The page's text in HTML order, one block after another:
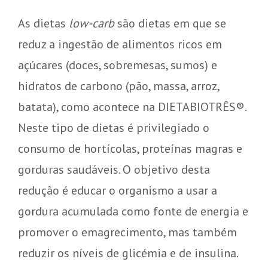
As dietas low-carbsão dietas em que se
reduz a ingestão de alimentos ricos em
açúcares (doces, sobremesas, sumos) e
hidratos de carbono (pão, massa, arroz,
batata), como acontece na DIETABIOTRÊS®.
Neste tipo de dietas é privilegiado o
consumo de hortícolas, proteínas magras e
gorduras saudáveis. O objetivo desta
redução é educar o organismo a usar a
gordura acumulada como fonte de energia e
promover o emagrecimento, mas também
reduzir os níveis de glicémia e de insulina.